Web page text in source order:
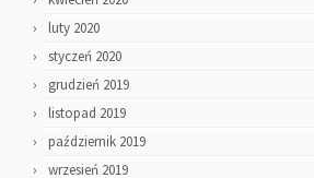
luty 2020
styczeń 2020
grudzień 2019
listopad 2019
październik 2019
wrzesień 2019